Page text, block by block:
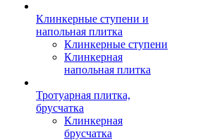
Клинкерные ступени и
напольная плитка
Клинкерные ступени
Клинкерная
напольная плитка
Тротуарная плитка,
брусчатка
Клинкерная
брусчатка